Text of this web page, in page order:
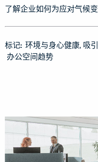
了解企业如何为应对气候
标记: 环境与身心健康 吸
办公空间趋势